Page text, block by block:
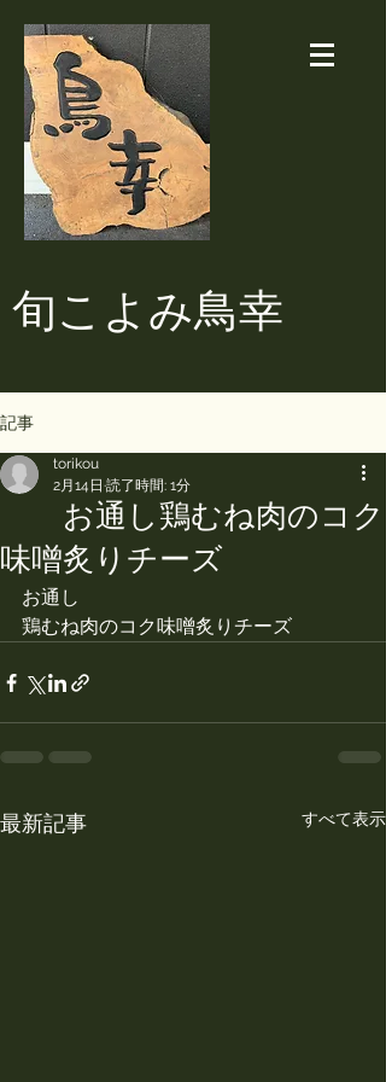
​旬こよみ鳥幸
記事
お通し鶏むね肉のコク
味噌炙りチーズ
torikou
2月14日 読了時間: 1分
お通し
鶏むね肉のコク味噌炙りチーズ
最新記事 すべて表示